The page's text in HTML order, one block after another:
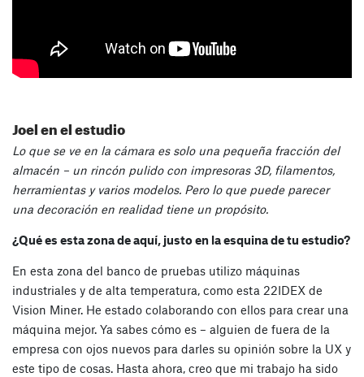
Joel en el estudio
Lo que se ve en la cámara es solo una pequeña fracción del
almacén – un rincón pulido con impresoras 3D, filamentos,
herramientas y varios modelos. Pero lo que puede parecer
una decoración en realidad tiene un propósito.
¿Qué es esta zona de aquí, justo en la esquina de tu estudio?
En esta zona del banco de pruebas utilizo máquinas
industriales y de alta temperatura, como esta 22IDEX de
Vision Miner. He estado colaborando con ellos para crear una
máquina mejor. Ya sabes cómo es – alguien de fuera de la
empresa con ojos nuevos para darles su opinión sobre la UX y
este tipo de cosas. Hasta ahora, creo que mi trabajo ha sido